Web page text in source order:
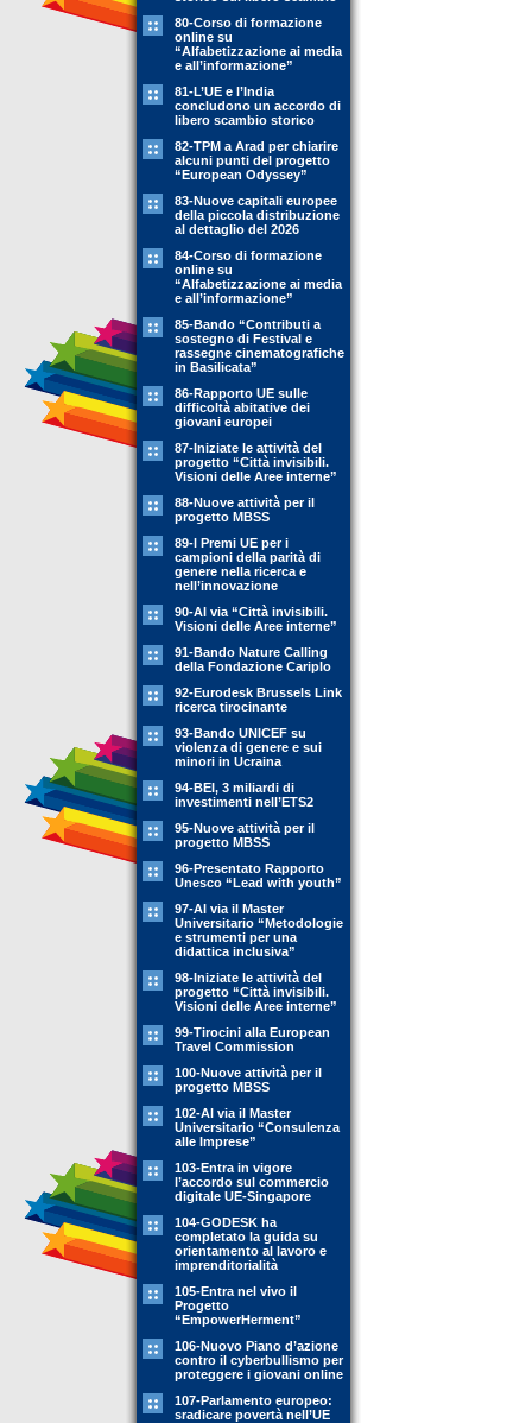
80-Corso di formazione
online su
“Alfabetizzazione ai media
e all’informazione”
81-L’UE e l’India
concludono un accordo di
libero scambio storico
82-TPM a Arad per chiarire
alcuni punti del progetto
“European Odyssey”
83-Nuove capitali europee
della piccola distribuzione
al dettaglio del 2026
84-Corso di formazione
online su
“Alfabetizzazione ai media
e all’informazione”
85-Bando “Contributi a
sostegno di Festival e
rassegne cinematografiche
in Basilicata”
86-Rapporto UE sulle
difficoltà abitative dei
giovani europei
87-Iniziate le attività del
progetto “Città invisibili.
Visioni delle Aree interne”
88-Nuove attività per il
progetto MBSS
89-l Premi UE per i
campioni della parità di
genere nella ricerca e
nell’innovazione
90-Al via “Città invisibili.
Visioni delle Aree interne”
91-Bando Nature Calling
della Fondazione Cariplo
92-Eurodesk Brussels Link
ricerca tirocinante
93-Bando UNICEF su
violenza di genere e sui
minori in Ucraina
94-BEI, 3 miliardi di
investimenti nell’ETS2
95-Nuove attività per il
progetto MBSS
96-Presentato Rapporto
Unesco “Lead with youth”
97-Al via il Master
Universitario “Metodologie
e strumenti per una
didattica inclusiva”
98-Iniziate le attività del
progetto “Città invisibili.
Visioni delle Aree interne”
99-Tirocini alla European
Travel Commission
100-Nuove attività per il
progetto MBSS
102-Al via il Master
Universitario “Consulenza
alle Imprese”
103-Entra in vigore
l’accordo sul commercio
digitale UE-Singapore
104-GODESK ha
completato la guida su
orientamento al lavoro e
imprenditorialità
105-Entra nel vivo il
Progetto
“EmpowerHerment”
106-Nuovo Piano d’azione
contro il cyberbullismo per
proteggere i giovani online
107-Parlamento europeo:
sradicare povertà nell’UE